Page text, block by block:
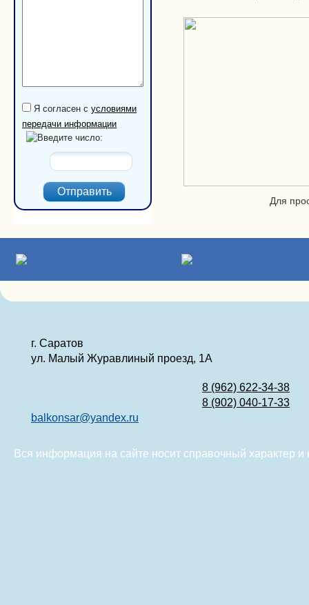
Советы по уходу, ремонту и регулировке
Контакты
Мягкие окна
Для
Я согласен с условиями
передачи информации
Введите число:
г. Саратов
ул. Малый Журавлиный проезд, 1А
8 (962) 622-34-38
8 (902) 040-17-33
balkonsar@yandex.ru
Вся информация на сайте носит справочный характер